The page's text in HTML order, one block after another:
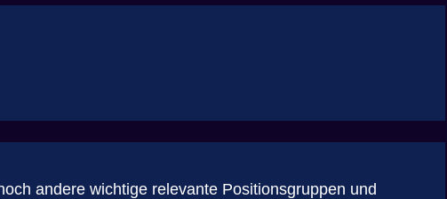
andere wichtige relevante Positionsgruppen und